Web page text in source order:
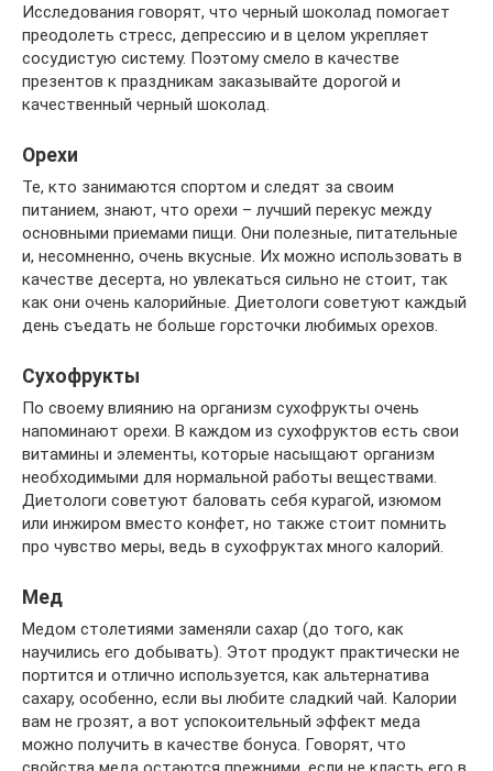
Исследования говорят, что черный шоколад помогает
преодолеть стресс, депрессию и в целом укрепляет
сосудистую систему. Поэтому смело в качестве
презентов к праздникам заказывайте дорогой и
качественный черный шоколад.
Орехи
Те, кто занимаются спортом и следят за своим
питанием, знают, что орехи – лучший перекус между
основными приемами пищи. Они полезные, питательные
и, несомненно, очень вкусные. Их можно использовать в
качестве десерта, но увлекаться сильно не стоит, так
как они очень калорийные. Диетологи советуют каждый
день съедать не больше горсточки любимых орехов.
Сухофрукты
По своему влиянию на организм сухофрукты очень
напоминают орехи. В каждом из сухофруктов есть свои
витамины и элементы, которые насыщают организм
необходимыми для нормальной работы веществами.
Диетологи советуют баловать себя курагой, изюмом
или инжиром вместо конфет, но также стоит помнить
про чувство меры, ведь в сухофруктах много калорий.
Мед
Медом столетиями заменяли сахар (до того, как
научились его добывать). Этот продукт практически не
портится и отлично используется, как альтернатива
сахару, особенно, если вы любите сладкий чай. Калории
вам не грозят, а вот успокоительный эффект меда
можно получить в качестве бонуса. Говорят, что